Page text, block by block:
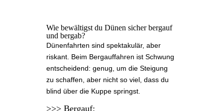
Wie bewältigst du Dünen sicher bergauf
und bergab?
Dünenfahrten sind spektakulär, aber
riskant. Beim Bergauffahren ist Schwung
entscheidend: genug, um die Steigung
zu schaffen, aber nicht so viel, dass du
blind über die Kuppe springst.
>>> Bergauf: